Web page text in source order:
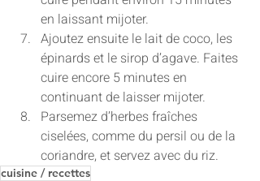
en laissant mijoter.
Ajoutez ensuite le lait de coco, les
épinards et le sirop d’agave. Faites
cuire encore 5 minutes en
continuant de laisser mijoter.
Parsemez d’herbes fraîches
ciselées, comme du persil ou de la
coriandre, et servez avec du riz.
cuisine / recettes